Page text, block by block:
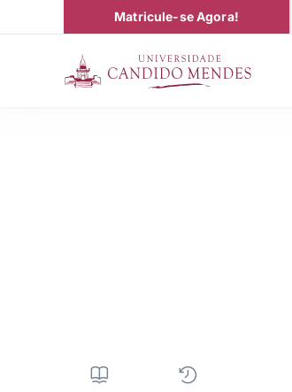
Matricule-se Agora!